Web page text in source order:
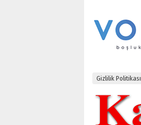
Gizlilik Politikası